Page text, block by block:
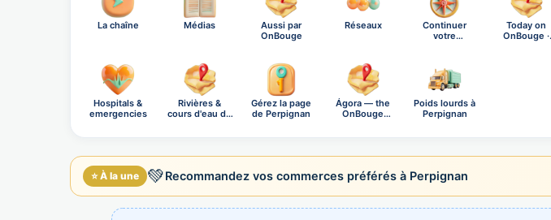
La chaîne Médias
Aussi par
OnBouge
Réseaux
Continuer
votre
Today on
OnBouge ·
Hospitals &
emergencies
Rivières &
cours d'eau de
Gérez la page
de Perpignan
Ágora — the
OnBouge
Poids lourds à
Perpignan
⭐ À la une 💚Recommandez vos commerces préférés à Perpignan